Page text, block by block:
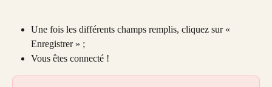
Une fois les différents champs remplis, cliquez sur «
Enregistrer » ;
Vous êtes connecté !